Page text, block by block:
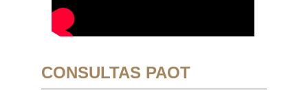
CONSULTAS PAOT